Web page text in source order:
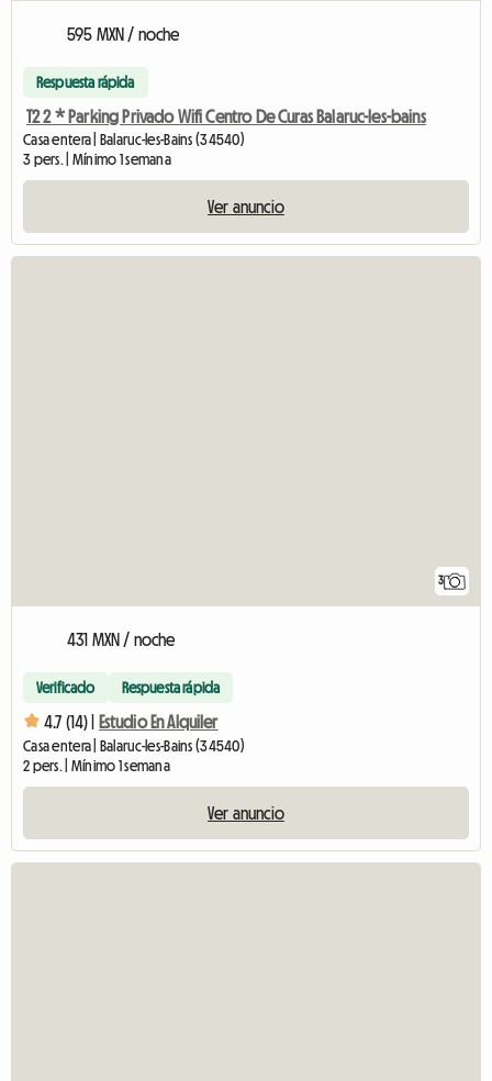
595 MXN / noche
Respuesta rápida
T2 2 * Parking Privado Wifi Centro De Curas Balaruc-les-bains
Casa entera | Balaruc-les-Bains (34540)
3 pers. | Mínimo 1 semana
Ver anuncio
3
431 MXN / noche
Verificado Respuesta rápida
4.7 (14) | Estudio En Alquiler
Casa entera | Balaruc-les-Bains (34540)
2 pers. | Mínimo 1 semana
Ver anuncio